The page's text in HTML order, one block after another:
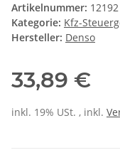
Artikelnummer: 12192
Kategorie: Kfz-
Hersteller: Denso
33,89 €
inkl. 19% USt. , inkl.